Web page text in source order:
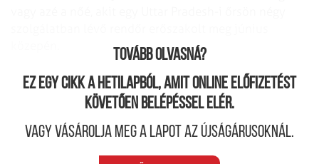
Tovább olvasná?
Ez egy cikk a hetilapból, amit online előfizetést
követően belépéssel elér.
Vagy vásárolja meg a lapot az újságárusoknál.